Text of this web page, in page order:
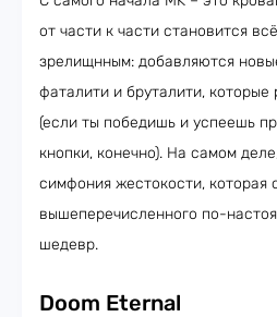
от части к части становится
зрелищнным: добавляются
фаталити и бруталити,
(если ты победишь и успеешь
кнопки, конечно). На самом
симфония жестокости, которая
вышеперечисленного по-
шедевр.
Doom Eternal